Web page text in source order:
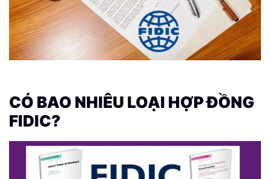
CÓ BAO NHIÊU LOẠI HỢP ĐỒNG
FIDIC?